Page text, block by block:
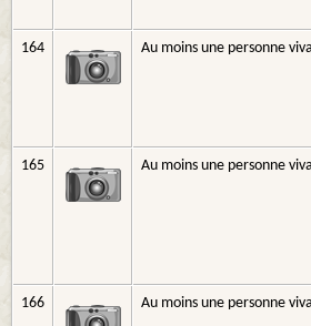
164 Au moins une personne
165 Au moins une personne
166 Au moins une personne